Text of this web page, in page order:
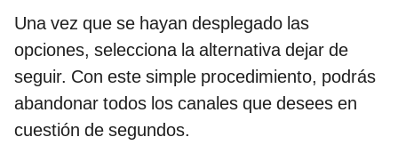
Una vez que se hayan desplegado las
opciones, selecciona la alternativa dejar de
seguir. Con este simple procedimiento, podrás
abandonar todos los canales que desees en
cuestión de segundos.